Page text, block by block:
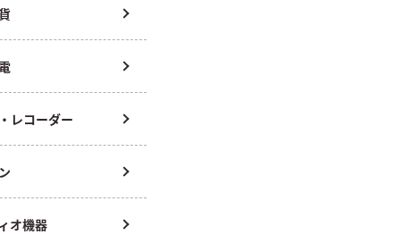
レコーダー
オ機器